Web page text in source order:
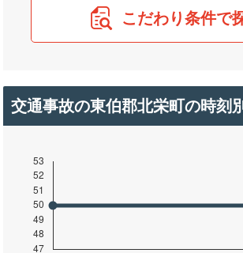
こだわり条件で
交通事故の東伯郡北栄町の時刻